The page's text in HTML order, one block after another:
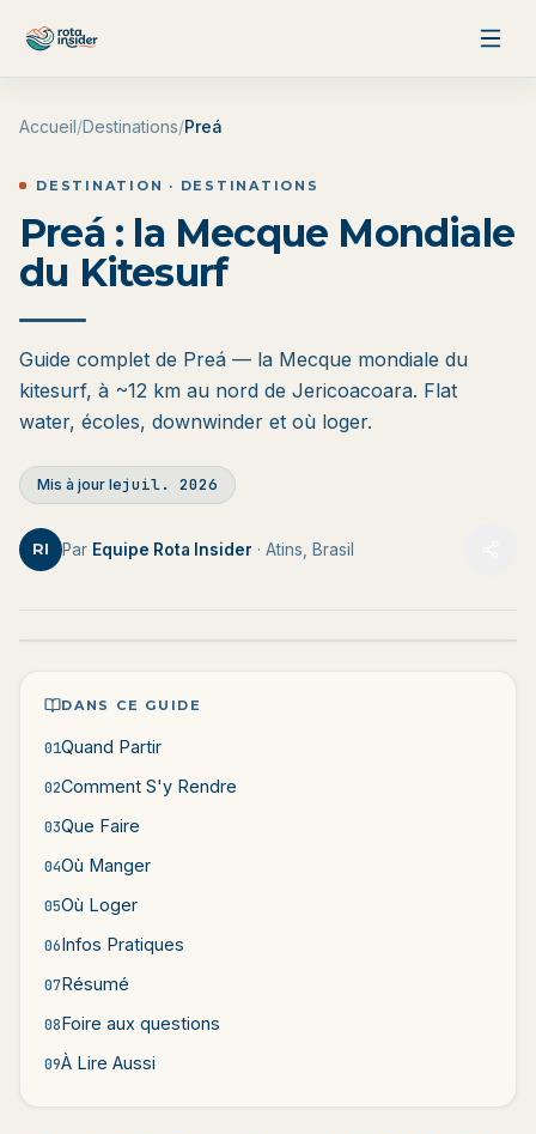
Accueil/Destinations/Preá
DESTINATION · DESTINATIONS
Preá : la Mecque Mondiale
du Kitesurf
Guide complet de Preá — la Mecque mondiale du
kitesurf, à ~12 km au nord de Jericoacoara. Flat
water, écoles, downwinder et où loger.
Mis à jour lejuil. 2026
RI Par Equipe Rota Insider · Atins, Brasil
DANS CE GUIDE
01Quand Partir
02Comment S'y Rendre
03Que Faire
04Où Manger
05Où Loger
06Infos Pratiques
07Résumé
08Foire aux questions
09À Lire Aussi